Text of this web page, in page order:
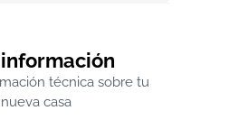
técnica sobre tu
nueva casa